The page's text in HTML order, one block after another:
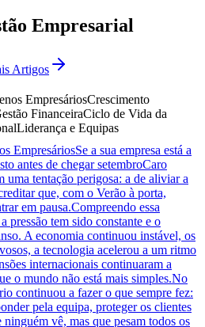
Empresarial
Artigos
EmpresáriosCrescimento
FinanceiraCiclo de Vida da
Liderança e Equipas
EmpresáriosSe a sua empresa está a
antes de chegar setembroCaro
uma tentação perigosa: a de aliviar a
que, com o Verão à porta,
em pausa.Compreendo essa
pressão tem sido constante e o
A economia continuou instável, os
a tecnologia acelerou a um ritmo
internacionais continuaram a
o mundo não está mais simples.No
continuou a fazer o que sempre fez:
pela equipa, proteger os clientes
ninguém vê, mas que pesam todos os